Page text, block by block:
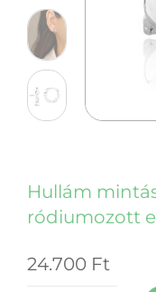
Hullám
ródiumozott
24.700 Ft